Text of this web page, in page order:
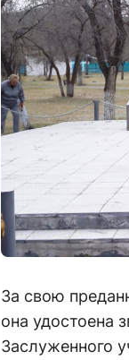
За свою
она удостоена
Заслуженного